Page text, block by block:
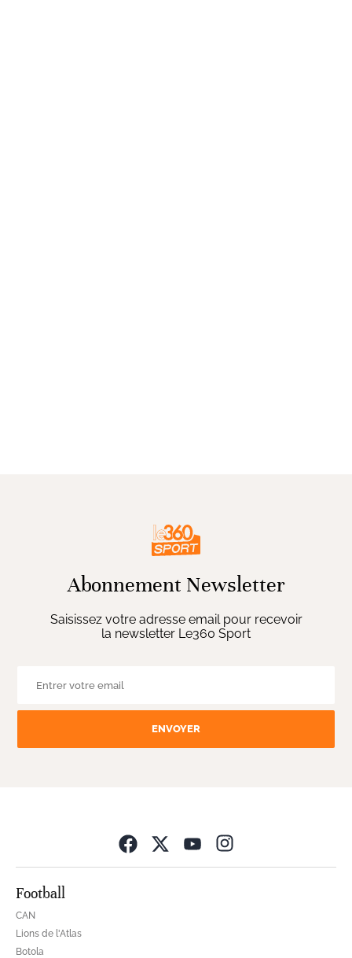
Abonnement Newsletter
Saisissez votre adresse email pour recevoir
la newsletter Le360 Sport
ENVOYER
Football
CAN
Lions de l'Atlas
Botola